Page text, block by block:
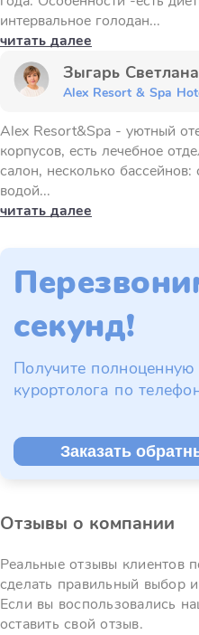
интервальное голодан...
читать далее
Зыгарь Светлана
Alex Resort & Spa
Alex Resort&Spa - уютный
корпусов, есть лечебное
салон, несколько
водой...
читать далее
секунд!
Получите полноценную
курортолога по
Заказать
Отзывы о компании
Реальные отзывы клиентов
сделать правильный выбор
Если вы воспользовались
оставить свой отзыв.